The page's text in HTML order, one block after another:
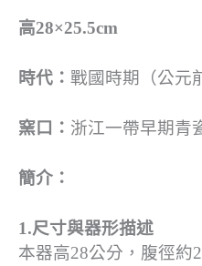
高28×25.5cm
時代： 戰國時期（公元
窯口： 浙江一帶早期青
簡介：
1.尺寸與器形描述
本器高28公分，腹徑約